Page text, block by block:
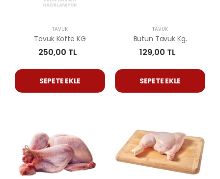
TAVUK
Tavuk Köfte KG
250,00 TL
SEPETE EKLE
TAVUK
Bütün Tavuk Kg.
129,00 TL
SEPETE EKLE